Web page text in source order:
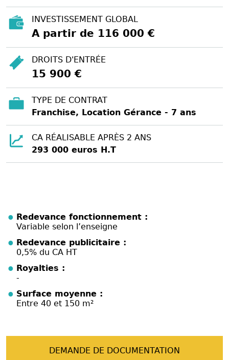
INVESTISSEMENT GLOBAL
A partir de 116 000 €
DROITS D'ENTRÉE
15 900 €
TYPE DE CONTRAT
Franchise, Location Gérance - 7 ans
CA RÉALISABLE APRÈS 2 ANS
293 000 euros H.T
Redevance fonctionnement :
Variable selon l’enseigne
Redevance publicitaire :
0,5% du CA HT
Royalties :
-
Surface moyenne :
Entre 40 et 150 m²
DEMANDE DE DOCUMENTATION